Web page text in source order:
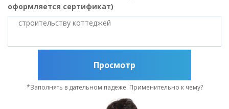
оформляется сертификат)
Просмотр
*Заполнять в дательном падеже. Применительно к чему?